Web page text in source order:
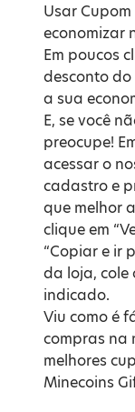
Usar
economizar
Em poucos
desconto do
a sua
E, se você
preocupe!
acessar o
cadastro e
que melhor
clique em
“Copiar e ir
da loja, cole
indicado.
Viu como é
compras na
melhores
Minecoins